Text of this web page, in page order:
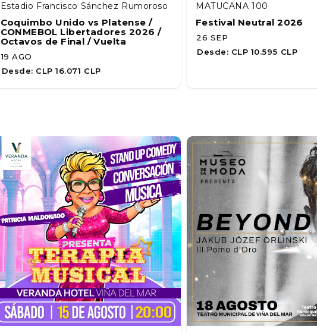
Estadio Francisco Sánchez Rumoroso
Coquimbo Unido vs Platense /
CONMEBOL Libertadores 2026 /
Octavos de Final / Vuelta
19 AGO
Desde: CLP 16.071 CLP
MATUCANA 100
Festival Neutral 2026
26 SEP
Desde: CLP 10.595 CLP